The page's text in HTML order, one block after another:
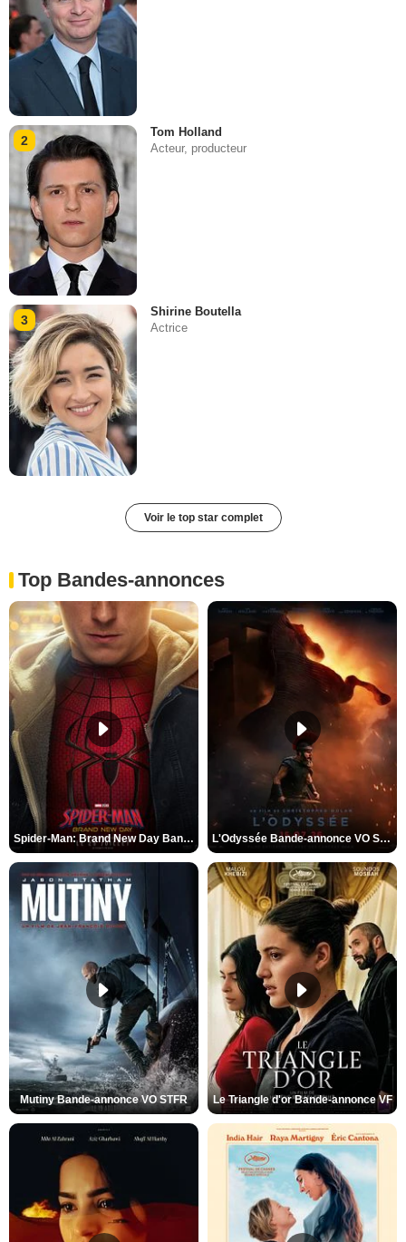
2
Tom Holland
Acteur, producteur
3
Shirine Boutella
Actrice
Voir le top star complet
Top Bandes-annonces
Spider-Man: Brand New Day Bande-annonce VO STFR L'Odyssée Bande-annonce VO STFR
Mutiny Bande-annonce VO STFR Le Triangle d'or Bande-annonce VF